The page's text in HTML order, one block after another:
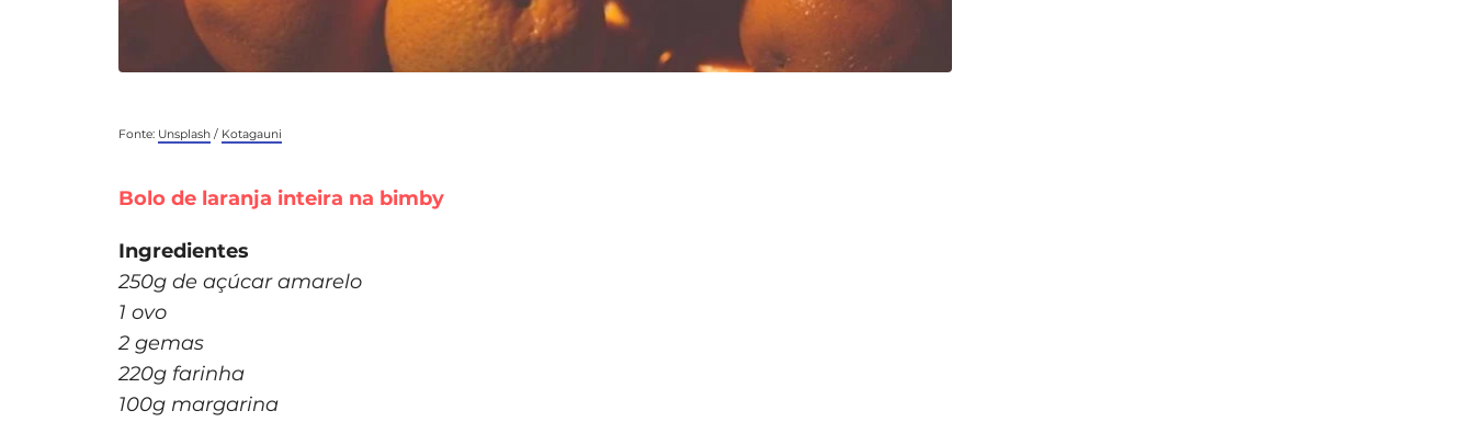
Fonte: Unsplash / Kotagauni
Bolo de laranja inteira na bimby
Ingredientes
250g de açúcar amarelo
1 ovo
2 gemas
220g farinha
100g margarina